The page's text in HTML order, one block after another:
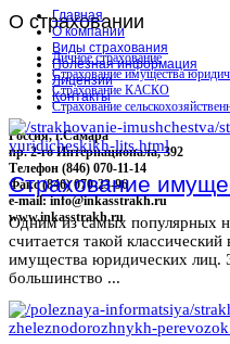
О страховании
Личное страхование
Страхование имущества
Страхование КАСКО
Страхование
Россия, г.Самара
пр. 2-го Интернационала, 392
Телефон (846) 070-11-14
Факс (846) 070-23-96
e-mail: info@inkasstrakh.ru
www.inkasstrakh.ru
Главная
О компании
Виды страхования
Полезная информация
Лицензии
Контакты
Страхование
Одним из самых популярных
считается такой
имущества юридических лиц.
большинство ...